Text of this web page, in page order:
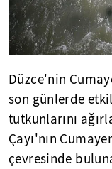
Düzce'nin
son günlerde
tutkunlarını
Çayı'nın
çevresinde